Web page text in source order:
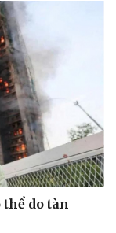
do tàn